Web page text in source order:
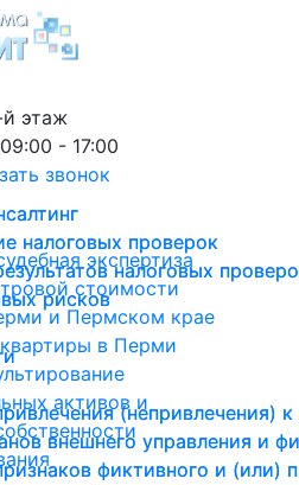
этаж
- 17:00
звонок
экспертиза
стоимости
и Пермском крае
в Перми
активов и
налоговых проверок
налоговых
рисков
(непривлечения)
внешнего управления и
фиктивного и (или)
налоговых проверок
налоговых
рисков
(непривлечения)
внешнего управления и
фиктивного и (или)